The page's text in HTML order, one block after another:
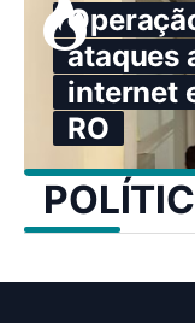
ataques
internet
RO